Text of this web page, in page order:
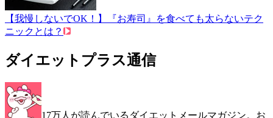
【我慢しないでOK！】『お寿司』を食べても太らないテク
ニックとは？
ダイエットプラス通信
17万人が読んでいるダイエットメールマガジン。お